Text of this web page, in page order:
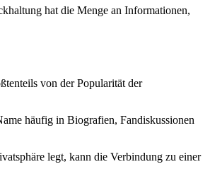
hat die Menge an Informationen,
von der Popularität der
häufig in Biografien, Fandiskussionen
legt, kann die Verbindung zu einer